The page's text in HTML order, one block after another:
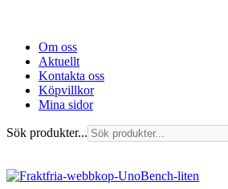
Om oss
Aktuellt
Kontakta oss
Köpvillkor
Mina sidor
Sök produkter...